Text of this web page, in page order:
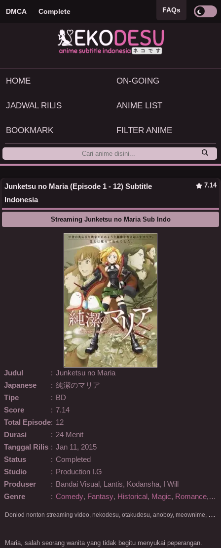
DMCA Complete FAQs
HOME ON-GOING
JADWAL RILIS ANIME LIST
BOOKMARK FILTER ANIME
Junketsu no Maria (Episode 1 - 12) Subtitle
Indonesia
7.14
Streaming Junketsu no Maria Sub Indo
Judul : Junketsu no Maria
Japanese
: 純潔のマリア
Tipe
: BD
Score
: 7.14
Total Episode: 12
Durasi
: 24 Menit
Tanggal Rilis : Jan 11, 2015
Status
: Completed
Studio
: Production I.G
Produser
: Bandai Visual, Lantis, Kodansha, I Will
Genre
: Comedy, Fantasy, Historical , Magic, Romance,
D
onlod nonton streaming video, nekodesu, otakudesu, anoboy, meownime, anitoki, meguminime, melody, oploverz, anoboy, nimegami, unduh, riie net, drivenime, myanimelist, MAL, kusonime, neonime, bstation, maxnime, Netflix, animeindo, anichin, crunchyroll, neonime, samehadaku, streaming, otakupoi, awsubs, anibatch, anikyojin, nekonime, kurogaze, zippyshare, vidio google drive, Muse Indonesia, kazefuri, iQIYI, Viu, Ani-One Asia, Animenonton, Otaku desu, Mangaku, Anibatch,Vidio, Genflix, Amazon Prime Video, 3GP, Mp4, 240p, Terlengkap.
Maria, salah seorang wanita yang tidak begitu menyukai peperangan.